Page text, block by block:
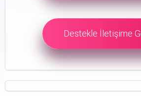
Destekle İletişime